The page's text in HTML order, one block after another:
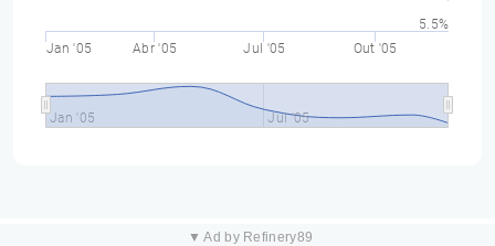
Jan '05 Abr '05 Jul '05 Out '05
Jan '05 Jul '05
5.5%
▼ Ad by Refinery89